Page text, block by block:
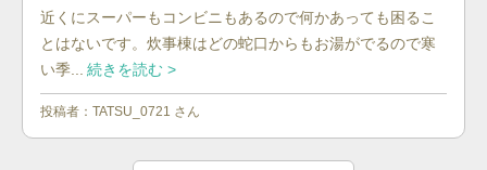
近くにスーパーもコンビニもあるので何かあっても困るこ
とはないです。炊事棟はどの蛇口からもお湯がでるので寒
い季...
続きを読む >
投稿者： TATSU_0721 さん